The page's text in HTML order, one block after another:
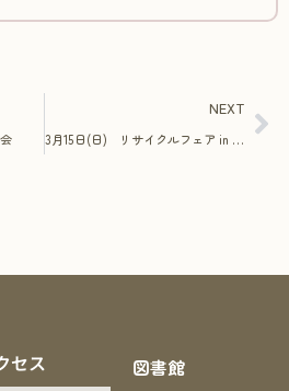
NEXT
3月15日(日) リサイクルフェア in monaca
セス
図書館